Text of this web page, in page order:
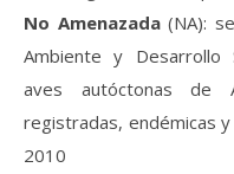
No Amenazada(NA):
Ambiente y Desarrollo
aves autóctonas de
registradas, endémicas
2010